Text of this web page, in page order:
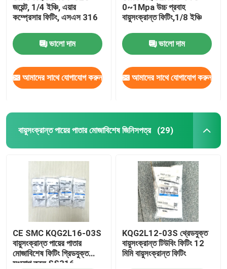
হাইড্রোলিক কন্ট্রোল ভালভ
পরিবর্তনশীল ফ্রিকোয়েন্সি কনভার্টার
বুরকার্ট সোলিনয়েড ভালভ
ভ্যাকুয়াম সাকশন কাপ
জয়েন্ট, 1/4 ইঞ্চি, এয়ার
কম্প্রেসার ফিটিং, এসএস 316
ভালো দাম
আমাদের সাথে যোগাযোগ করুন
0~1Mpa উচ্চ প্রবাহ
বায়ুসংক্রান্ত ফিটিং,1/8 ইঞ্চি
ভালো দাম
আমাদের সাথে যোগাযোগ করুন
বায়ুসংক্রান্ত পায়ের পাতার মোজাবিশেষ জিনিসপত্র (29)
CE SMC KQG2L16-03S
বায়ুসংক্রান্ত পায়ের পাতার
মোজাবিশেষ ফিটিং গ্রিডযুক্ত
সংযোগ তরল SS316
KQG2L12-03S থ্রেডযুক্ত
বায়ুসংক্রান্ত টিউবিং ফিটিং 12
মিমি বায়ুসংক্রান্ত ফিটিং